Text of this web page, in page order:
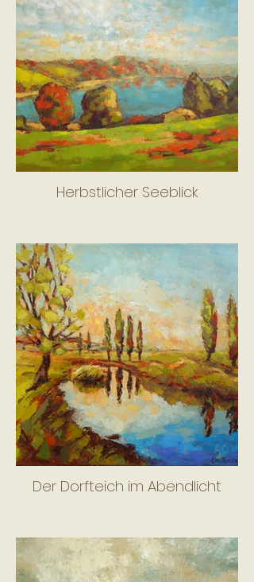
Herbstlicher Seeblick
Der Dorfteich im Abendlicht